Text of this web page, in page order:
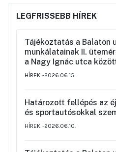
LEGFRISSEBB HÍREK
Tájékoztatás a Balaton
munkálatainak II. üteméről a Szemere
a Nagy Ignác utca
valamint a környék
HÍREK 2026.06.15.
Határozott fellépés az
és sportautósokkal
HÍREK 2026.06.10.